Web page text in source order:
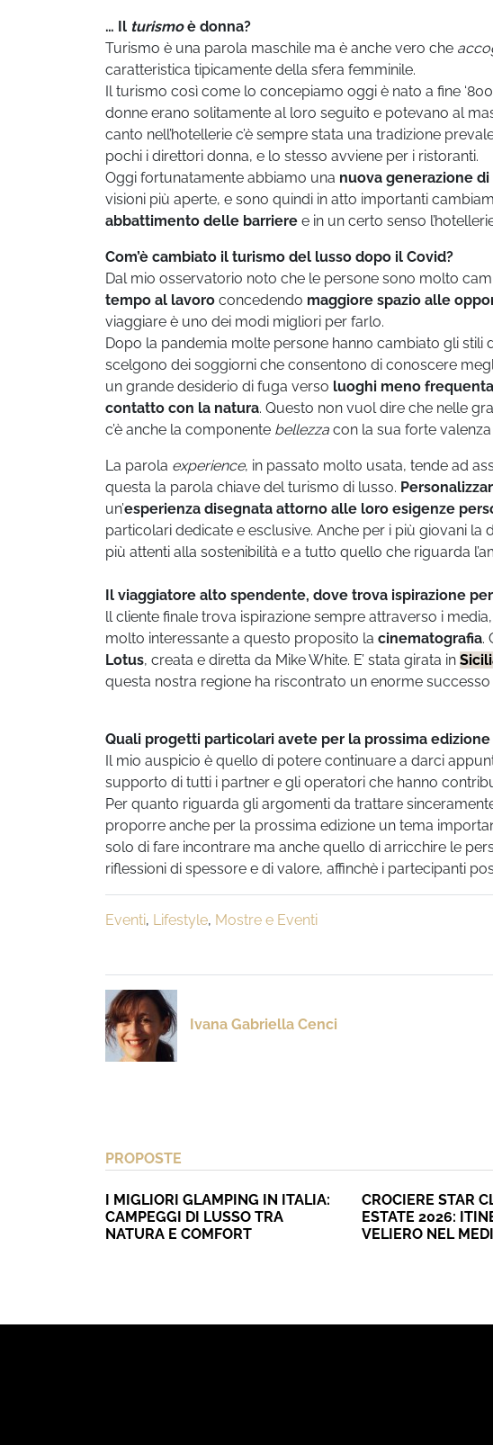
… Il turismoè donna?
Turismo è una parola maschile ma è anche vero che
caratteristica tipicamente della sfera femminile.
Il turismo così come lo concepiamo oggi è nato a fine
donne erano solitamente al loro seguito e potevano al
canto nell’hotellerie c’è sempre stata una tradizione
pochi i direttori donna, e lo stesso avviene per i ristoranti.
Oggi fortunatamente abbiamo una nuova generazione
visioni più aperte, e sono quindi in atto importanti
abbattimento delle barriere e in un certo senso
Com’è cambiato il turismo del lusso dopo il Covid?
Dal mio osservatorio noto che le persone sono molto
tempo al lavoro concedendo maggiore spazio alle
viaggiare è uno dei modi migliori per farlo.
Dopo la pandemia molte persone hanno cambiato gli stili
scelgono dei soggiorni che consentono di conoscere
un grande desiderio di fuga verso luoghi meno
contatto con la natura. Questo non vuol dire che nelle
c’è anche la componente bellezza con la sua forte
La parola experience, in passato molto usata, tende ad
questa la parola chiave del turismo di lusso.
un’esperienza disegnata attorno alle loro esigenze
particolari dedicate e esclusive. Anche per i più giovani
più attenti alla sostenibilità e a tutto quello che riguarda
Il viaggiatore alto spendente, dove trova ispirazione
ll cliente finale trova ispirazione sempre attraverso i
molto interessante a questo proposito la cinematografia.
Lotus, creata e diretta da Mike White. E’ stata girata in
questa nostra regione ha riscontrato un enorme
Quali progetti particolari avete per la prossima edizione
Il mio auspicio è quello di potere continuare a darci
supporto di tutti i partner e gli operatori che hanno
Per quanto riguarda gli argomenti da trattare
proporre anche per la prossima edizione un tema
solo di fare incontrare ma anche quello di arricchire le
riflessioni di spessore e di valore, affinchè i partecipanti
Eventi, Lifestyle, Mostre e Eventi
Ivana Gabriella Cenci
PROPOSTE
I MIGLIORI GLAMPING IN ITALIA:
CAMPEGGI DI LUSSO TRA
NATURA E COMFORT
CROCIERE STAR
ESTATE 2026:
VELIERO NEL